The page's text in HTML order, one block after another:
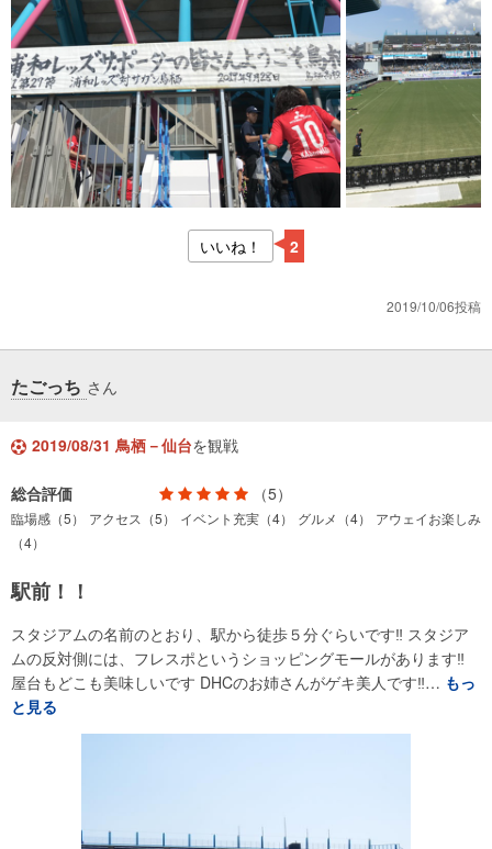
いいね！ 2
2019/10/06投稿
たごっち さん
2019/08/31 鳥栖－仙台を観戦
総合評価 （5）
臨場感（5） アクセス（5） イベント充実（4） グルメ（4）
アウェイお楽しみ
（4）
駅前！！
スタジアムの名前のとおり、駅から徒歩５分ぐらいです‼️ スタジア
ムの反対側には、フレスポというショッピングモールがあります‼️
屋台もどこも美味しいです DHCのお姉さんがゲキ美人です‼️… もっ
と見る